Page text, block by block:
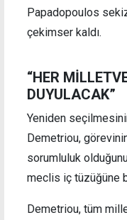
Papadopoulos
çekimser kaldı.
“HER
DUYULACAK”
Yeniden
Demetriou,
sorumluluk
meclis iç tüzüğüne
Demetriou, tüm